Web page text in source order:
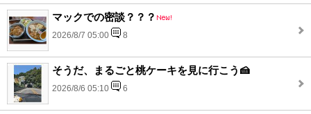
マックでの密談？？？
2026/8/7 05:00 8
そうだ、まるごと桃ケーキを見に行こう🍰
2026/8/6 05:10 6